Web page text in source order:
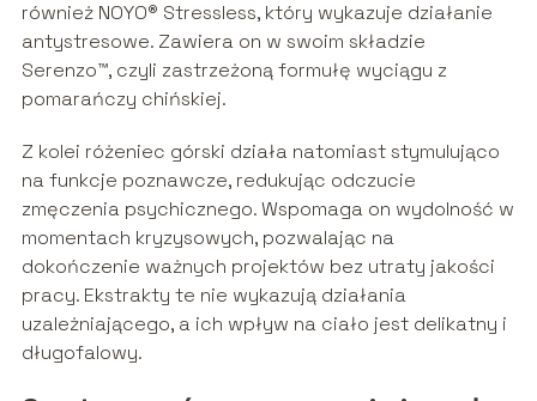
również NOYO® Stressless, który wykazuje działanie
antystresowe. Zawiera on w swoim składzie
Serenzo™, czyli zastrzeżoną formułę wyciągu z
pomarańczy chińskiej.
Z kolei różeniec górski działa natomiast stymulująco
na funkcje poznawcze, redukując odczucie
zmęczenia psychicznego. Wspomaga on wydolność w
momentach kryzysowych, pozwalając na
dokończenie ważnych projektów bez utraty jakości
pracy. Ekstrakty te nie wykazują działania
uzależniającego, a ich wpływ na ciało jest delikatny i
długofalowy.